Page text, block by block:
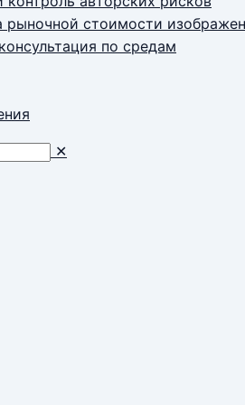
рыночной стоимости
по средам
✕